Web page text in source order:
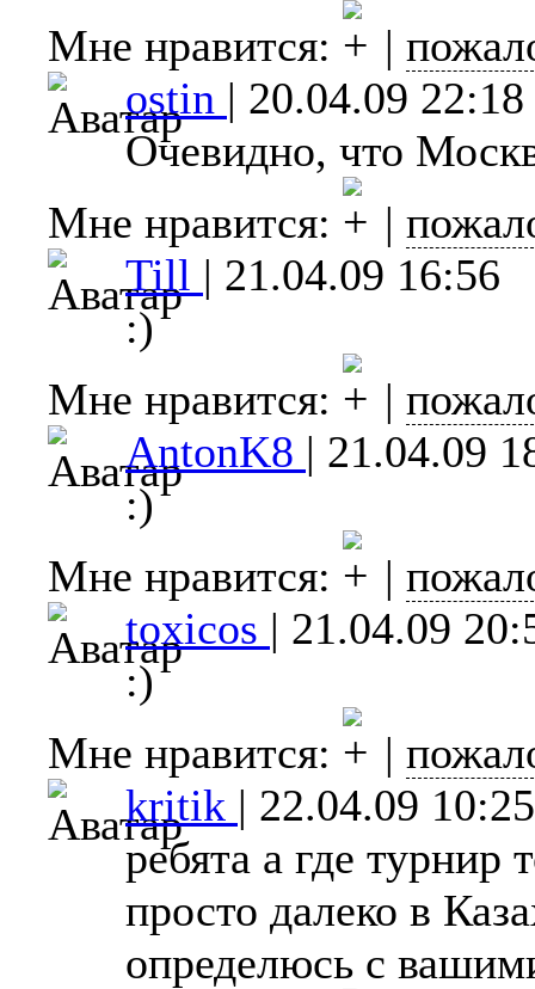
Мне нравится:
|
ostin | 20.04.09 22:18
Очевидно, что
Мне нравится:
|
Till | 21.04.09 16:56
:)
Мне нравится:
|
AntonK8 | 21.04.09
:)
Мне нравится:
|
toxicos | 21.04.09
:)
Мне нравится:
|
kritik | 22.04.09 10:25
ребята а где турнир
просто далеко в
определюсь с